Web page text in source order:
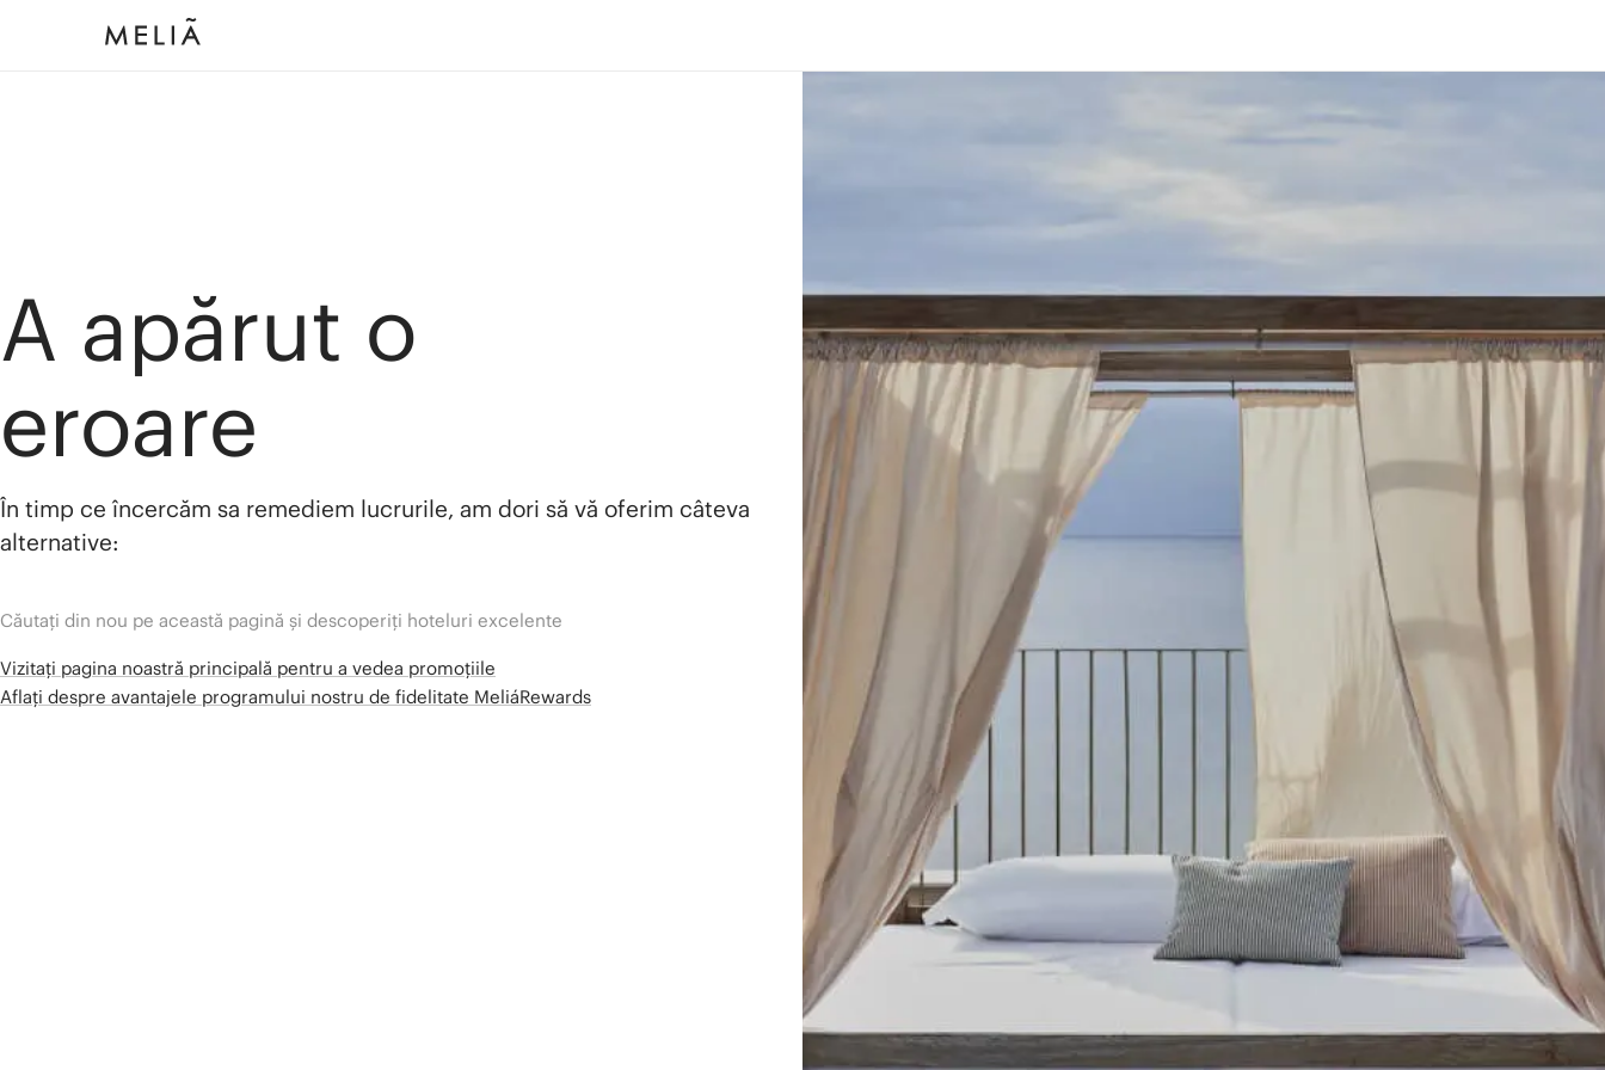
A apărut o
eroare
În timp ce încercăm sa remediem lucrurile, am dori să vă oferim câteva
alternative:
Căutați din nou pe această pagină și descoperiți hoteluri excelente
Vizitați pagina noastră principală pentru a vedea promoțiile
Aflați despre avantajele programului nostru de fidelitate MeliáRewards